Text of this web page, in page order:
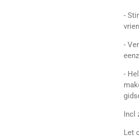
-
-
-
Incl
Let